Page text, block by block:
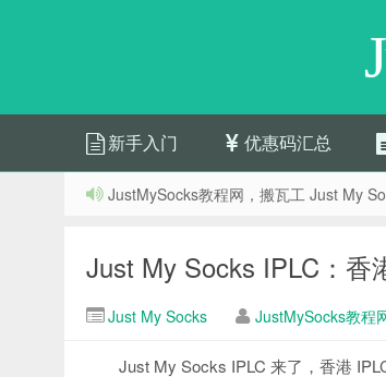
新手入门 优惠码汇总
JustMySocks教程网，搬瓦工 Just My
Just My Socks IPLC：香
Just My Socks JustMySocks教程
Just My Socks IPLC 来了，香港